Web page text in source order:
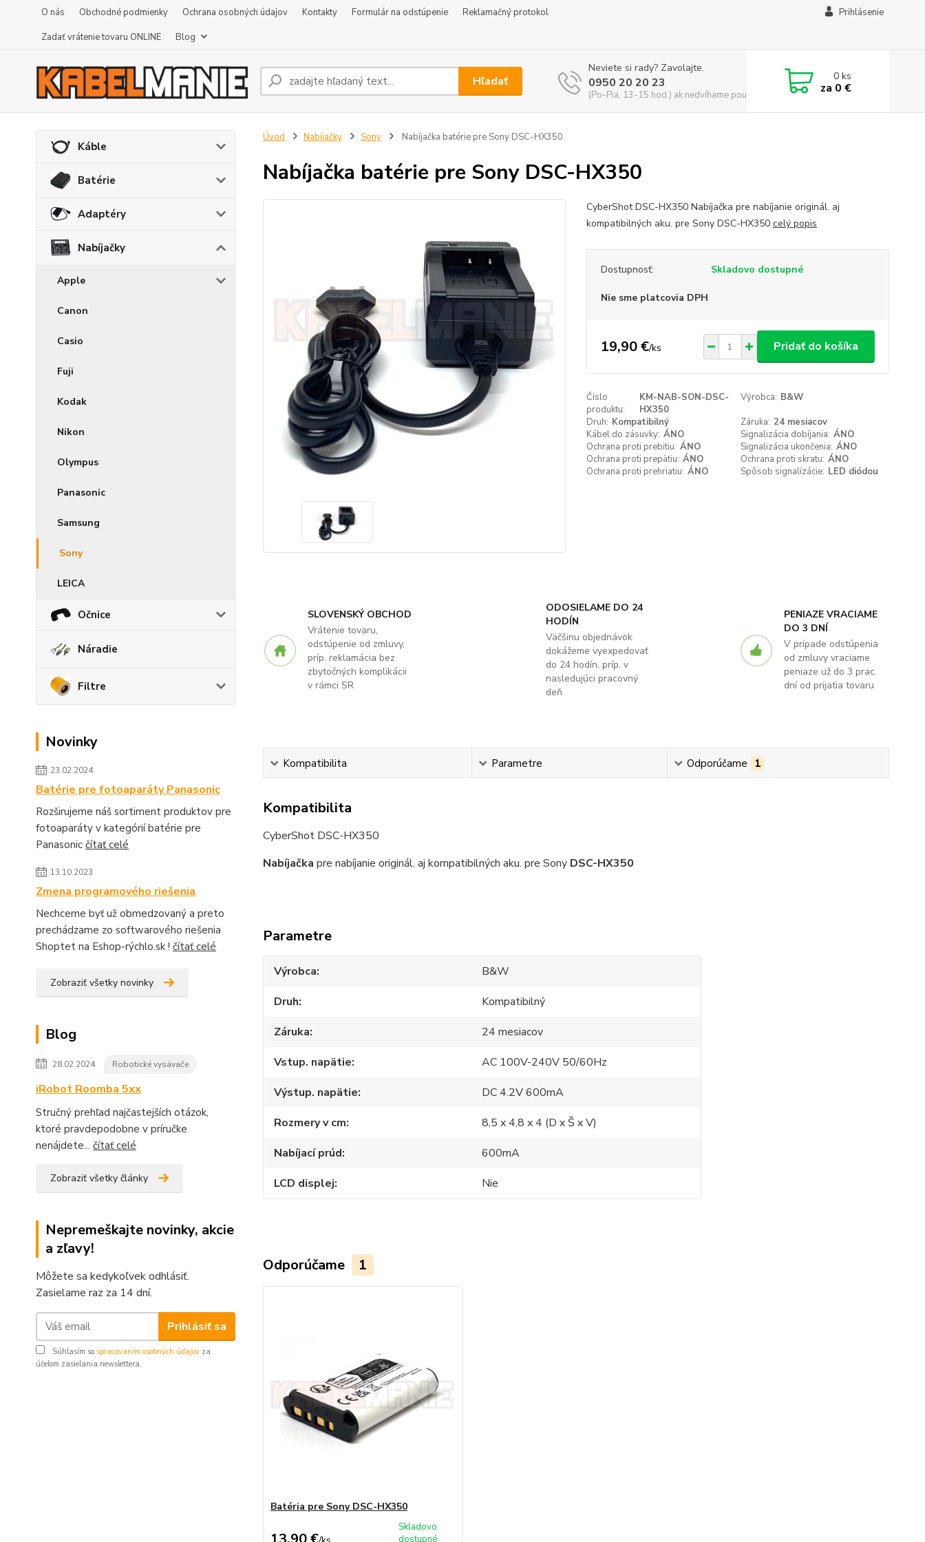
O nás Obchodné podmienky Ochrana osobných údajov Kontakty Formulár na odstúpenie
Reklamačný protokol
Zadať vrátenie tovaru ONLINE
Blog
Prihlásenie
Hľadať
Neviete si rady? Zavolajte.
0950 20 20 23
(Po-Pia, 13-15 hod.) ak nedvíhame použite CHATBOX
0ks
za 0 €
Káble
Batérie
Adaptéry
Nabíjačky
Apple
Canon
Casio
Fuji
Kodak
Nikon
Olympus
Panasonic
Samsung
Sony
LEICA
Očnice
Náradie
Filtre
Novinky
23.02.2024
Batérie pre fotoaparáty Panasonic
Rozširujeme náš sortiment produktov pre
fotoaparáty v kategórií batérie pre
Panasonic čítať celé
13.10.2023
Zmena programového riešenia
Nechceme byť už obmedzovaný a preto
prechádzame zo softwarového riešenia
Shoptet na Eshop-rýchlo.sk ! čítať celé
Zobraziť všetky novinky
Blog
28.02.2024 Robotické vysávače
iRobot Roomba 5xx
Stručný prehľad najčastejších otázok,
ktoré pravdepodobne v príručke
nenájdete... čítať celé
Zobraziť všetky články
Nepremeškajte novinky, akcie
a zľavy!
Môžete sa kedykoľvek odhlásiť.
Zasielame raz za 14 dní.
Prihlásiť sa
Súhlasím so spracovaním osobných údajov za
účelom zasielania newslettera.
Úvod Nabíjačky Sony Nabíjačka batérie pre Sony DSC-HX350
Nabíjačka batérie pre Sony DSC-HX350
CyberShot DSC-HX350 Nabíjačka pre nabíjanie originál. aj
kompatibilných aku. pre Sony DSC-HX350 celý popis
Dostupnosť: Skladovo dostupné
Nie sme platcovia DPH
19,90 €/ks Pridať do košíka
Číslo
produktu:
KM-NAB-SON-DSC-
HX350
Výrobca: B&W
Druh: Kompatibilný Záruka: 24 mesiacov
Kábel do zásuvky: ÁNO Signalizácia dobíjania: ÁNO
Ochrana proti prebitiu: ÁNO Signalizácia ukončenia: ÁNO
Ochrana proti prepätiu: ÁNO Ochrana proti skratu: ÁNO
Ochrana proti prehriatiu: ÁNO Spôsob signalízácie: LED diódou
SLOVENSKÝ OBCHOD
Vrátenie tovaru,
odstúpenie od zmluvy,
príp. reklamácia bez
zbytočných komplikácii
v rámci SR
ODOSIELAME DO 24
HODÍN
Väčšinu objednávok
dokážeme vyexpedovať
do 24 hodín, príp. v
nasledujúci pracovný
deň
PENIAZE VRACIAME
DO 3 DNÍ
V prípade odstúpenia
od zmluvy vraciame
peniaze už do 3 prac.
dní od prijatia tovaru
Kompatibilita Parametre Odporúčame 1
Kompatibilita
CyberShot DSC-HX350
Nabíjačka pre nabíjanie originál. aj kompatibilných aku. pre Sony DSC-HX350
Parametre
Výrobca
B&W
Druh
Kompatibilný
Záruka
24 mesiacov
Vstup. napätie
AC 100V-240V 50/60Hz
Výstup. napätie
DC 4.2V 600mA
Rozmery v cm
8,5 x 4,8 x 4 (D x Š x V)
Nabíjací prúd
600mA
LCD displej
Nie
Odporúčame 1
Batéria pre Sony DSC-HX350
Skladovo
dostupné